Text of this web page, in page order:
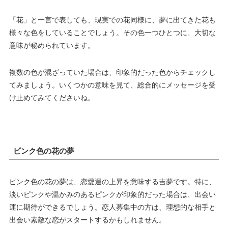
「花」と一言で表しても、現実での花同様に、夢に出てきた花も
様々な色をしていることでしょう。その色一つひとつに、大切な
意味が秘められています。
複数の色が混ざっていた場合は、印象的だった色からチェックし
てみましょう。いくつかの意味を見て、総合的にメッセージを受
け止めてみてくださいね。
ピンク色の花の夢
ピンク色の花の夢は、恋愛運の上昇を意味する吉夢です。特に、
淡いピンクや温かみのあるピンクが印象的だった場合は、出会い
運に期待ができるでしょう。恋人募集中の方は、理想的な相手と
出会い素敵な恋がスタートするかもしれません。